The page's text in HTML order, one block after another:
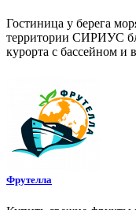
Гостиница у берега
территории СИРИУС
курорта с бассейном и
Фрутелла